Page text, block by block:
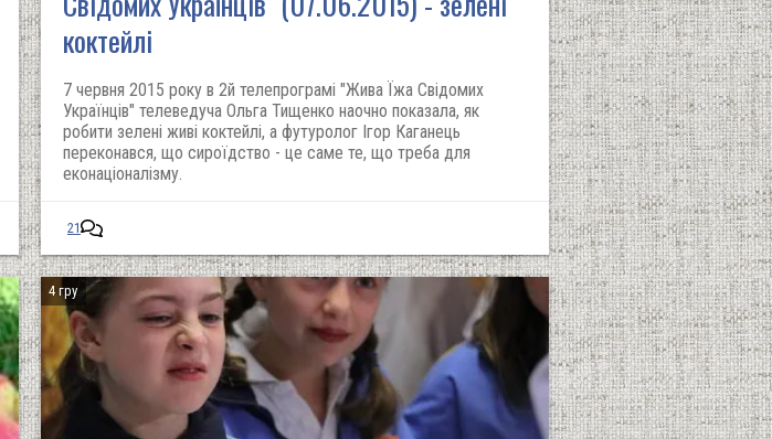
коктейлі
7 червня 2015 року в 2й телепрограмі "Жива Їжа Свідомих
Українців" телеведуча Ольга Тищенко наочно показала, як
робити зелені живі коктейлі, а футуролог Ігор Каганець
переконався, що сироїдство - це саме те, що треба для
еконаціоналізму.
21
4 гру